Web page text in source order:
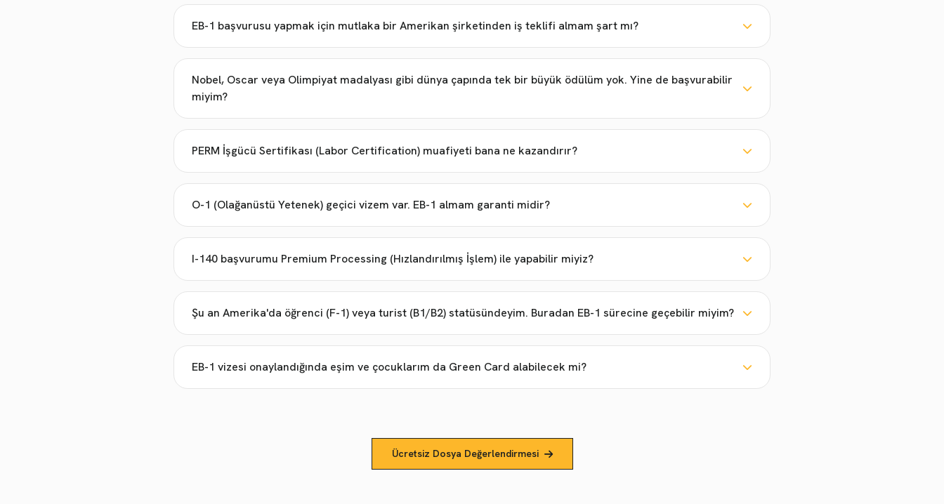
EB-1 başvurusu yapmak için mutlaka bir Amerikan şirketinden iş teklifi almam şart mı?
Nobel, Oscar veya Olimpiyat madalyası gibi dünya çapında tek bir büyük ödülüm yok. Yine de başvurabilir
miyim?
PERM İşgücü Sertifikası (Labor Certification) muafiyeti bana ne kazandırır?
O-1 (Olağanüstü Yetenek) geçici vizem var. EB-1 almam garanti midir?
I-140 başvurumu Premium Processing (Hızlandırılmış İşlem) ile yapabilir miyiz?
Şu an Amerika'da öğrenci (F-1) veya turist (B1/B2) statüsündeyim. Buradan EB-1 sürecine geçebilir miyim?
EB-1 vizesi onaylandığında eşim ve çocuklarım da Green Card alabilecek mi?
Ücretsiz Dosya Değerlendirmesi